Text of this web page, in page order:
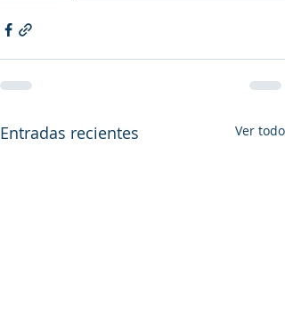
Entradas recientes Ver todo